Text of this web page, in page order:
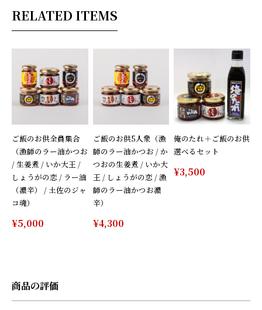
RELATED ITEMS
ご飯のお供全員集合
（漁師のラー油かつお
/ 生姜煮 / いか大王 /
しょうがの恋 / ラー油
（濃辛） / 土佐のジャ
コ魂）
¥5,000
ご飯のお供5人衆（漁
師のラー油かつお / か
つおの生姜煮 / いか大
王 / しょうがの恋 / 漁
師のラー油かつお濃
辛）
¥4,300
俺のたれ＋ご飯のお供
選べるセット
¥3,500
商品の評価